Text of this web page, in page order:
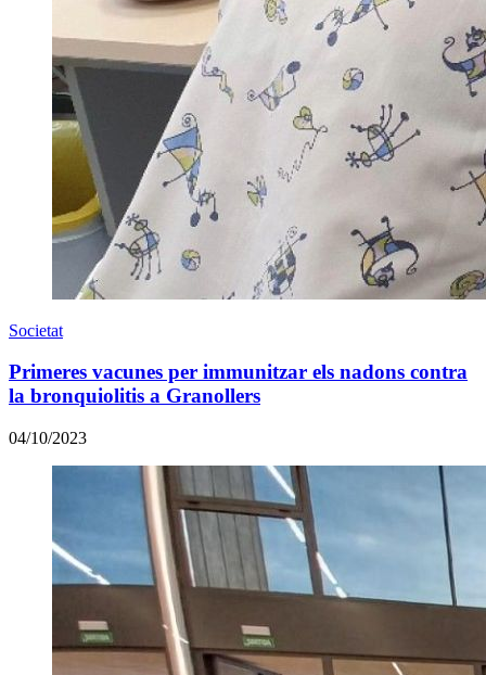
Societat
Primeres vacunes per immunitzar els nadons contra
la bronquiolitis a Granollers
04/10/2023